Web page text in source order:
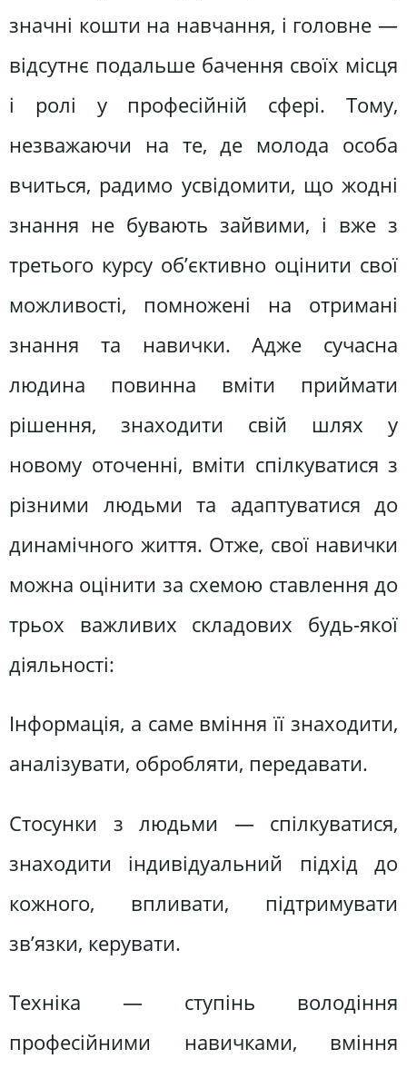
значні кошти на навчання, і головне —
відсутнє подальше бачення своїх місця
і ролі у професійній сфері. Тому,
незважаючи на те, де молода особа
вчиться, радимо усвідомити, що жодні
знання не бувають зайвими, і вже з
третього курсу об’єктивно оцінити свої
можливості, помножені на отримані
знання та навички. Адже сучасна
людина повинна вміти приймати
рішення, знаходити свій шлях у
новому оточенні, вміти спілкуватися з
різними людьми та адаптуватися до
динамічного життя. Отже, свої навички
можна оцінити за схемою ставлення до
трьох важливих складових будь-якої
діяльності:
Інформація, а саме вміння її знаходити,
аналізувати, обробляти, передавати.
Стосунки з людьми — спілкуватися,
знаходити індивідуальний підхід до
кожного, впливати, підтримувати
зв’язки, керувати.
Техніка — ступінь володіння
професійними навичками, вміння